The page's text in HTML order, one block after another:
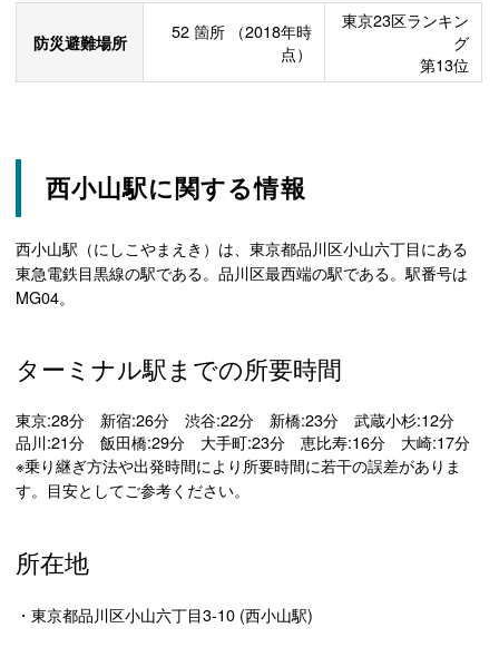
防災避難場所 52 箇所
（2018年時
点）
東京23区ランキン
グ
第13位
西小山駅に関する情報
西小山駅（にしこやまえき）は、東京都品川区小山六丁目にある
東急電鉄目黒線の駅である。品川区最西端の駅である。駅番号は
MG04。
ターミナル駅までの所要時間
東京:28分 新宿:26分 渋谷:22分 新橋:23分 武蔵小杉:12分
品川:21分 飯田橋:29分 大手町:23分 恵比寿:16分 大崎:17分
※乗り継ぎ方法や出発時間により所要時間に若干の誤差がありま
す。目安としてご参考ください。
所在地
・東京都品川区小山六丁目3-10 (西小山駅)